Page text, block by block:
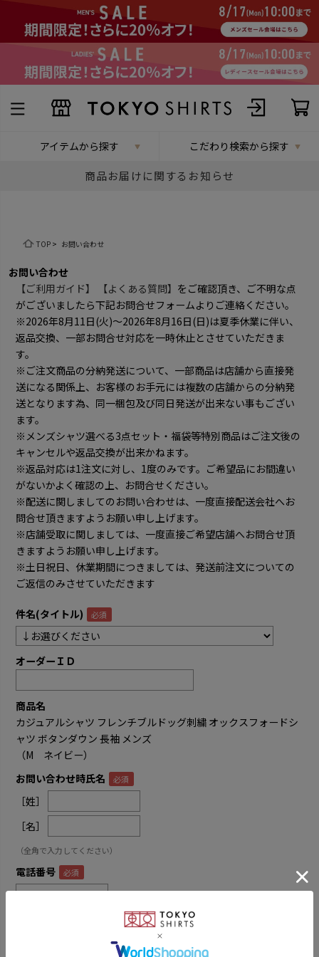
アイテムから探す こだわり検索から探す
商品お届けに関するお知らせ
TOP> お問い合わせ
お問い合わせ
【ご利用ガイド】
【よくある質問】 をご確認頂き、ご不明な点
がございましたら下記お問合せフォームよりご連絡ください。
※2026年8月11日(火)～2026年8月16日(日)は夏季休業に伴い、
返品交換、一部お問合せ対応を一時休止とさせていただきま
す。
※ご注文商品の分納発送について、一部商品は店舗から直接発
送になる関係上、お客様のお手元には複数の店舗からの分納発
送となります為、同一梱包及び同日発送が出来ない事もござい
ます。
※メンズシャツ選べる3点セット・福袋等特別商品はご注文後の
キャンセルや返品交換が出来かねます。
※返品対応は1注文に対し、1度のみです。ご希望品にお間違い
がないかよく確認の上、お問合せください。
※配送に関しましてのお問い合わせは、一度直接配送会社へお
問合せ頂きますようお願い申し上げます。
※店舗受取に関しましては、一度直接ご希望店舗へお問合せ頂
きますようお願い申し上げます。
※土日祝日、休業期間につきましては、発送前注文についての
ご返信のみさせていただきます
件名(タイトル)
オーダーＩＤ
商品名
カジュアルシャツ フレンチブルドッグ刺繍 オックスフォードシ
ャツ ボタンダウン 長袖 メンズ
（M ネイビー）
お問い合わせ時氏名
［姓］
［名］
（全角で入力してください）
電話番号